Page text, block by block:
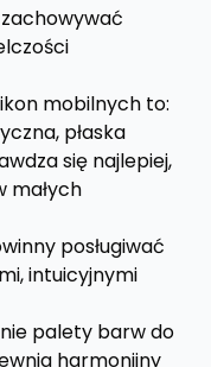
mobilnych to:
płaska
się najlepiej,
małych
posługiwać
intuicyjnymi
palety barw do
harmonijny